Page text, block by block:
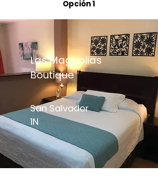
Opción 1
Las Magnolias
Boutique
San Salvador
1N